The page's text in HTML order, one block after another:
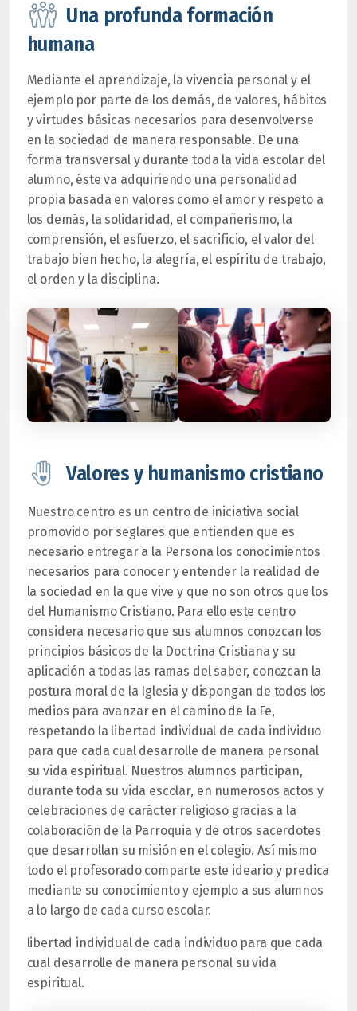
Una profunda formación
humana
Mediante el aprendizaje, la vivencia personal y el
ejemplo por parte de los demás, de valores, hábitos
y virtudes básicas necesarios para desenvolverse
en la sociedad de manera responsable. De una
forma transversal y durante toda la vida escolar del
alumno, éste va adquiriendo una personalidad
propia basada en valores como el amor y respeto a
los demás, la solidaridad, el compañerismo, la
comprensión, el esfuerzo, el sacrificio, el valor del
trabajo bien hecho, la alegría, el espíritu de trabajo,
el orden y la disciplina.
Valores y humanismo cristiano
Nuestro centro es un centro de iniciativa social
promovido por seglares que entienden que es
necesario entregar a la Persona los conocimientos
necesarios para conocer y entender la realidad de
la sociedad en la que vive y que no son otros que los
del Humanismo Cristiano. Para ello este centro
considera necesario que sus alumnos conozcan los
principios básicos de la Doctrina Cristiana y su
aplicación a todas las ramas del saber, conozcan la
postura moral de la Iglesia y dispongan de todos los
medios para avanzar en el camino de la Fe,
respetando la libertad individual de cada individuo
para que cada cual desarrolle de manera personal
su vida espiritual. Nuestros alumnos participan,
durante toda su vida escolar, en numerosos actos y
celebraciones de carácter religioso gracias a la
colaboración de la Parroquia y de otros sacerdotes
que desarrollan su misión en el colegio. Así mismo
todo el profesorado comparte este ideario y predica
mediante su conocimiento y ejemplo a sus alumnos
a lo largo de cada curso escolar.
libertad individual de cada individuo para que cada
cual desarrolle de manera personal su vida
espiritual.